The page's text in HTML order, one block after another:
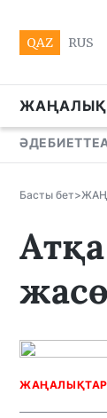
QAZ RUS
ӘДЕБИЕТ
Басты бет>
ЖАҢАЛЫҚТАР